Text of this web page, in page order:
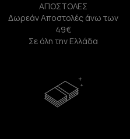
ΑΠΟΣΤΟΛΕΣ
Δωρεάν Αποστολές άνω των
49€
Σε όλη την Ελλάδα